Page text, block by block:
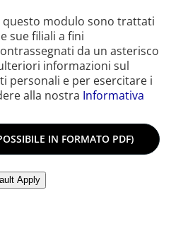
modulo sono trattati
sue filiali a fini
da un asterisco
informazioni sul
personali e per esercitare i
alla nostra Informativa
IN FORMATO PDF)
formato PDF)
Apply
da Linkedin